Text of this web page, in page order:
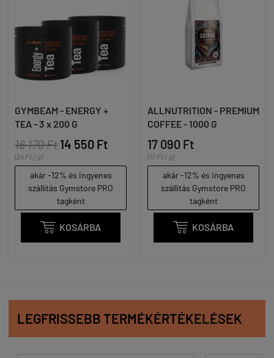
GYMBEAM - ENERGY +
TEA - 3 x 200 G
16 170 Ft 14 550 Ft
(24 Ft / g)
akár -12% és ingyenes
szállítás Gymstore PRO
tagként
 KOSÁRBA
ALLNUTRITION - PREMIUM
COFFEE - 1000 G
17 090 Ft
(17 Ft / g)
akár -12% és ingyenes
szállítás Gymstore PRO
tagként
 KOSÁRBA
LEGFRISSEBB TERMÉKÉRTÉKELÉSEK